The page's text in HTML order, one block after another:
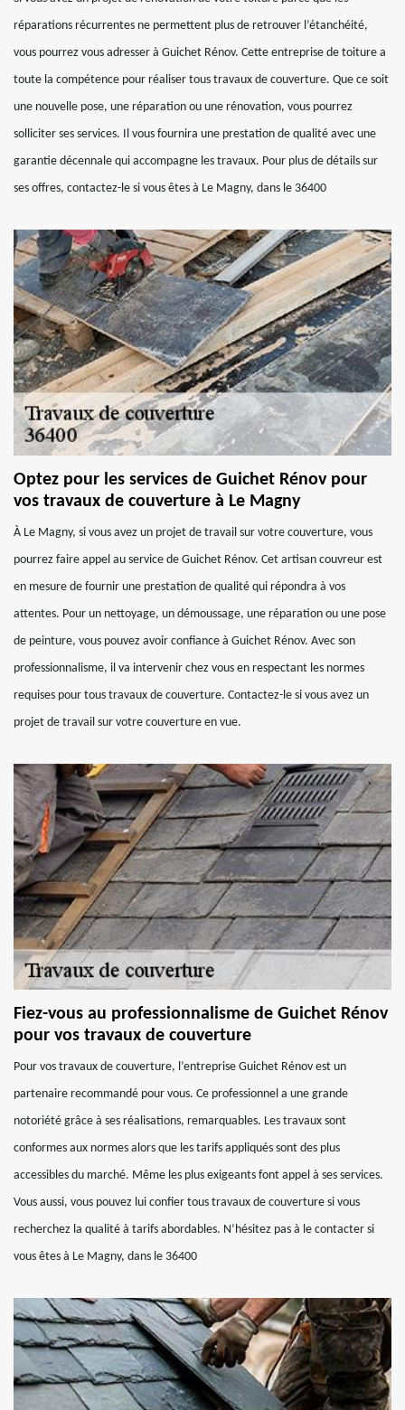
réparations récurrentes ne permettent plus de retrouver l’étanchéité,
vous pourrez vous adresser à Guichet Rénov. Cette entreprise de toiture a
toute la compétence pour réaliser tous travaux de couverture. Que ce soit
une nouvelle pose, une réparation ou une rénovation, vous pourrez
solliciter ses services. Il vous fournira une prestation de qualité avec une
garantie décennale qui accompagne les travaux. Pour plus de détails sur
ses offres, contactez-le si vous êtes à Le Magny, dans le 36400
Optez pour les services de Guichet Rénov pour
vos travaux de couverture à Le Magny
À Le Magny, si vous avez un projet de travail sur votre couverture, vous
pourrez faire appel au service de Guichet Rénov. Cet artisan couvreur est
en mesure de fournir une prestation de qualité qui répondra à vos
attentes. Pour un nettoyage, un démoussage, une réparation ou une pose
de peinture, vous pouvez avoir confiance à Guichet Rénov. Avec son
professionnalisme, il va intervenir chez vous en respectant les normes
requises pour tous travaux de couverture. Contactez-le si vous avez un
projet de travail sur votre couverture en vue.
Fiez-vous au professionnalisme de Guichet Rénov
pour vos travaux de couverture
Pour vos travaux de couverture, l’entreprise Guichet Rénov est un
partenaire recommandé pour vous. Ce professionnel a une grande
notoriété grâce à ses réalisations, remarquables. Les travaux sont
conformes aux normes alors que les tarifs appliqués sont des plus
accessibles du marché. Même les plus exigeants font appel à ses services.
Vous aussi, vous pouvez lui confier tous travaux de couverture si vous
recherchez la qualité à tarifs abordables. N’hésitez pas à le contacter si
vous êtes à Le Magny, dans le 36400